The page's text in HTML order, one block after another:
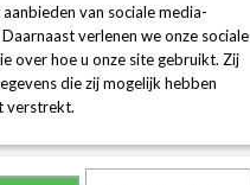
x 125 mm
(voor
van sociale media-
verlenen we onze sociale
over hoe u onze site gebruikt. Zij
die zij mogelijk hebben
verstrekt.